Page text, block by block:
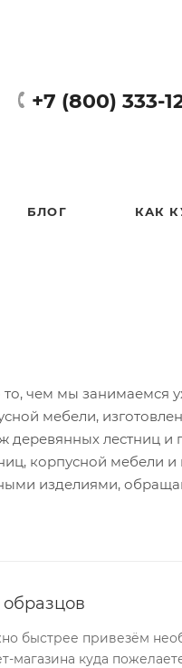
+7 (800) 333-
БЛОГ КАК
чем мы занимаемся
мебели,
лестниц
корпусной мебели
изделиями,
быстрее привезём
магазина куда